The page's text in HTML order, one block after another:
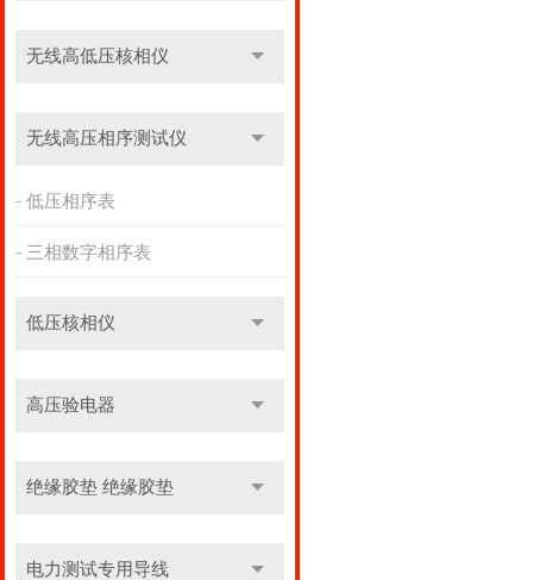
无线高低压核相仪
无线高压相序测试仪
低压相序表
三相数字相序表
低压核相仪
高压验电器
绝缘胶垫 绝缘胶垫
电力测试专用导线